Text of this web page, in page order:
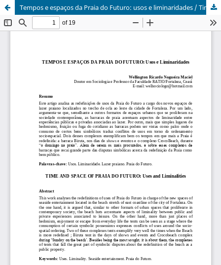
Tempos e espaços da Praia do Futuro: usos e liminaridades / Time and space of Praia do Futuro: uses and liminalities